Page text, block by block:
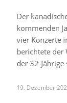
Der
kommenden
vier Konzerte
berichtete der
der 32-
19. Dezember